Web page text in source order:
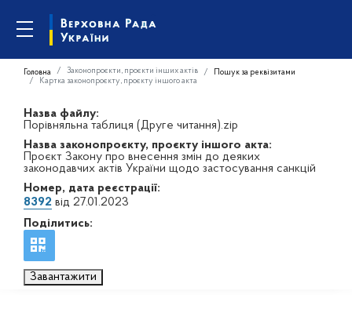
Головна Законопроєкти, проєкти інших актів
Пошук за реквізитами
Картка законопроєкту, проєкту іншого акта
Назва файлу:
Порівняльна таблиця (Друге читання).zip
Назва законопроєкту, проєкту іншого акта:
Проєкт Закону про внесення змін до деяких
законодавчих актів України щодо застосування санкцій
Номер, дата реєстрації:
8392 від 27.01.2023
Поділитись:
Завантажити